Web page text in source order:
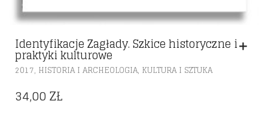
Identyfikacje Zagłady. Szkice historyczne i
praktyki kulturowe
2017, HISTORIA I ARCHEOLOGIA, KULTURA I SZTUKA
34,00ZŁ